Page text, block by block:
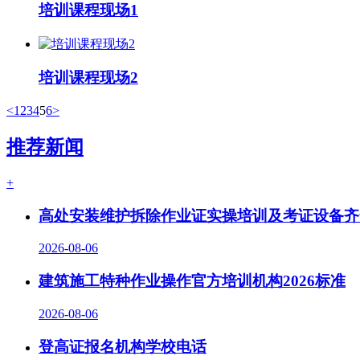
培训课程现场1
培训课程现场2
<1 23456>
推荐新闻
+
高处安装维护拆除作业证实操培训及考证设备
2026-08-06
建筑施工特种作业操作官方培训机构2026标准
2026-08-06
登高证报名机构学校电话